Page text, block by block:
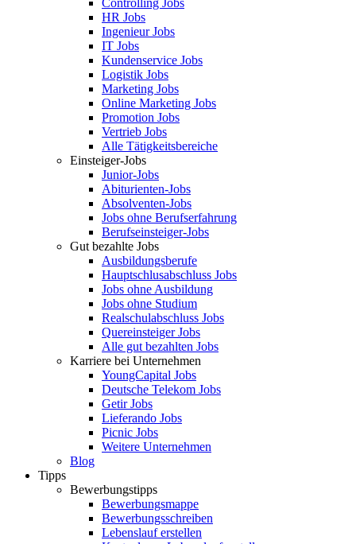
Controlling Jobs
HR Jobs
Ingenieur Jobs
IT Jobs
Kundenservice Jobs
Logistik Jobs
Marketing Jobs
Online Marketing Jobs
Promotion Jobs
Vertrieb Jobs
Alle Tätigkeitsbereiche
Einsteiger-Jobs
Junior-Jobs
Abiturienten-Jobs
Absolventen-Jobs
Jobs ohne Berufserfahrung
Berufseinsteiger-Jobs
Gut bezahlte Jobs
Ausbildungsberufe
Hauptschlusabschluss Jobs
Jobs ohne Ausbildung
Jobs ohne Studium
Realschulabschluss Jobs
Quereinsteiger Jobs
Alle gut bezahlten Jobs
Karriere bei Unternehmen
YoungCapital Jobs
Deutsche Telekom Jobs
Getir Jobs
Lieferando Jobs
Picnic Jobs
Weitere Unternehmen
Blog
Tipps
Bewerbungstipps
Bewerbungsmappe
Bewerbungsschreiben
Lebenslauf erstellen